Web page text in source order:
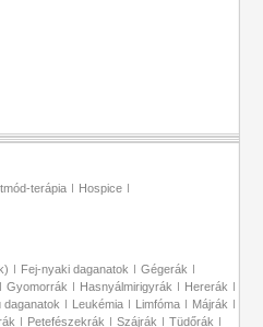
terápia
Hospice
Fej-nyaki daganatok
Gégerák
Gyomorrák Hasnyálmirigyrák
Hererák
daganatok Leukémia Limfóma
Májrák
Petefészekrák Szájrák
Tüdőrák